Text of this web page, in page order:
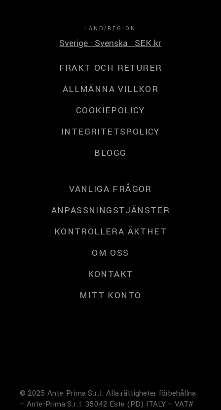
LAND/REGION
Sverige · Svenska · SEK kr
FRAKT OCH RETURER
ALLMÄNNA VILLKOR
COOKIEPOLICY
INTEGRITETSPOLICY
BLOGG
VANLIGA FRÅGOR
ANPASSNINGSTJÄNSTER
KONTROLLERA ÄKTHET
OM OSS
KONTAKT
MITT KONTO
© 2025 Ante-Prima S.r.l. Alla rättigheter förbehållna
– Ante-Prima S.r.l. 35042 Este (PD) ITALY – VAT#